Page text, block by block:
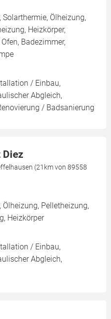
Ölheizung,
Heizkörper,
Badezimmer,
/ Einbau,
Abgleich,
/ Badsanierung
(21km von 89558
Pelletheizung,
Heizkörper
/ Einbau,
Abgleich,